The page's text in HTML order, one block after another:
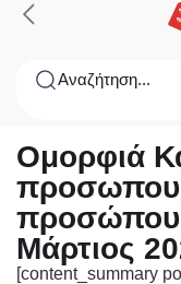
Αναζήτηση...
Ομορφιά
προσώπου
Μάρτιος
[content_summary